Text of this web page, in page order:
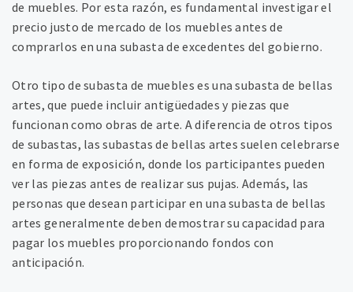
de muebles. Por esta razón, es fundamental investigar el
precio justo de mercado de los muebles antes de
comprarlos en una subasta de excedentes del gobierno.
Otro tipo de subasta de muebles es una subasta de bellas
artes, que puede incluir antigüedades y piezas que
funcionan como obras de arte. A diferencia de otros tipos
de subastas, las subastas de bellas artes suelen celebrarse
en forma de exposición, donde los participantes pueden
ver las piezas antes de realizar sus pujas. Además, las
personas que desean participar en una subasta de bellas
artes generalmente deben demostrar su capacidad para
pagar los muebles proporcionando fondos con
anticipación.